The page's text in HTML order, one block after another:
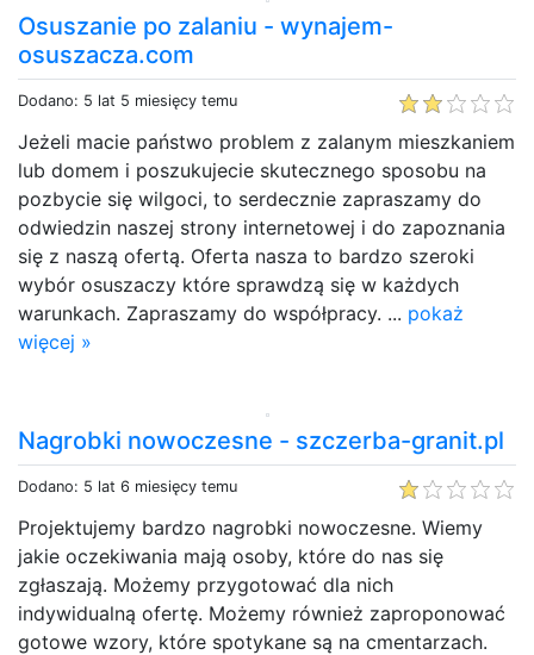
Osuszanie po zalaniu - wynajem-
osuszacza.com
Dodano: 5 lat 5 miesięcy temu
Jeżeli macie państwo problem z zalanym mieszkaniem
lub domem i poszukujecie skutecznego sposobu na
pozbycie się wilgoci, to serdecznie zapraszamy do
odwiedzin naszej strony internetowej i do zapoznania
się z naszą ofertą. Oferta nasza to bardzo szeroki
wybór osuszaczy które sprawdzą się w każdych
warunkach. Zapraszamy do współpracy. ... pokaż
więcej »
Nagrobki nowoczesne - szczerba-granit.pl
Dodano: 5 lat 6 miesięcy temu
Projektujemy bardzo nagrobki nowoczesne. Wiemy
jakie oczekiwania mają osoby, które do nas się
zgłaszają. Możemy przygotować dla nich
indywidualną ofertę. Możemy również zaproponować
gotowe wzory, które spotykane są na cmentarzach.